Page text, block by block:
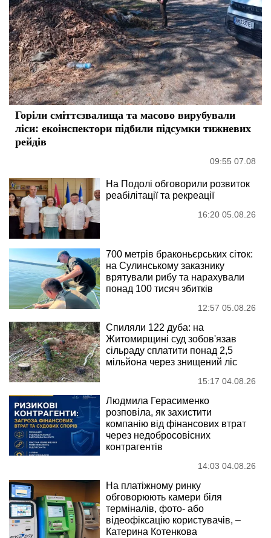
Горіли сміттєзвалища та масово вирубували
ліси: екоінспектори підбили підсумки тижневих
рейдів
09:55 07.08
На Подолі обговорили розвиток
реабілітації та рекреації
16:20 05.08.26
700 метрів браконьєрських сіток:
на Сулинському заказнику
врятували рибу та нарахували
понад 100 тисяч збитків
12:57 05.08.26
Спиляли 122 дуба: на
Житомирщині суд зобов'язав
сільраду сплатити понад 2,5
мільйона через знищений ліс
15:17 04.08.26
Людмила Герасименко
розповіла, як захистити
компанію від фінансових втрат
через недобросовісних
контрагентів
14:03 04.08.26
На платіжному ринку
обговорюють камери біля
терміналів, фото- або
відеофіксацію користувачів, –
Катерина Котенкова